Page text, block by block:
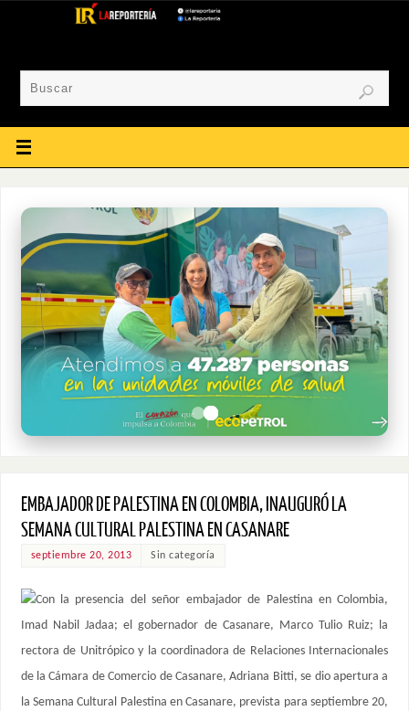
EMBAJADOR DE PALESTINA EN COLOMBIA, INAUGURÓ LA
SEMANA CULTURAL PALESTINA EN CASANARE
septiembre 20, 2013 Sin categoría
Con la presencia del señor embajador de Palestina en Colombia,
Imad Nabil Jadaa; el gobernador de Casanare, Marco Tulio Ruiz; la
rectora de Unitrópico y la coordinadora de Relaciones Internacionales
de la Cámara de Comercio de Casanare, Adriana Bitti, se dio apertura a
la Semana Cultural Palestina en Casanare, prevista para septiembre 20,